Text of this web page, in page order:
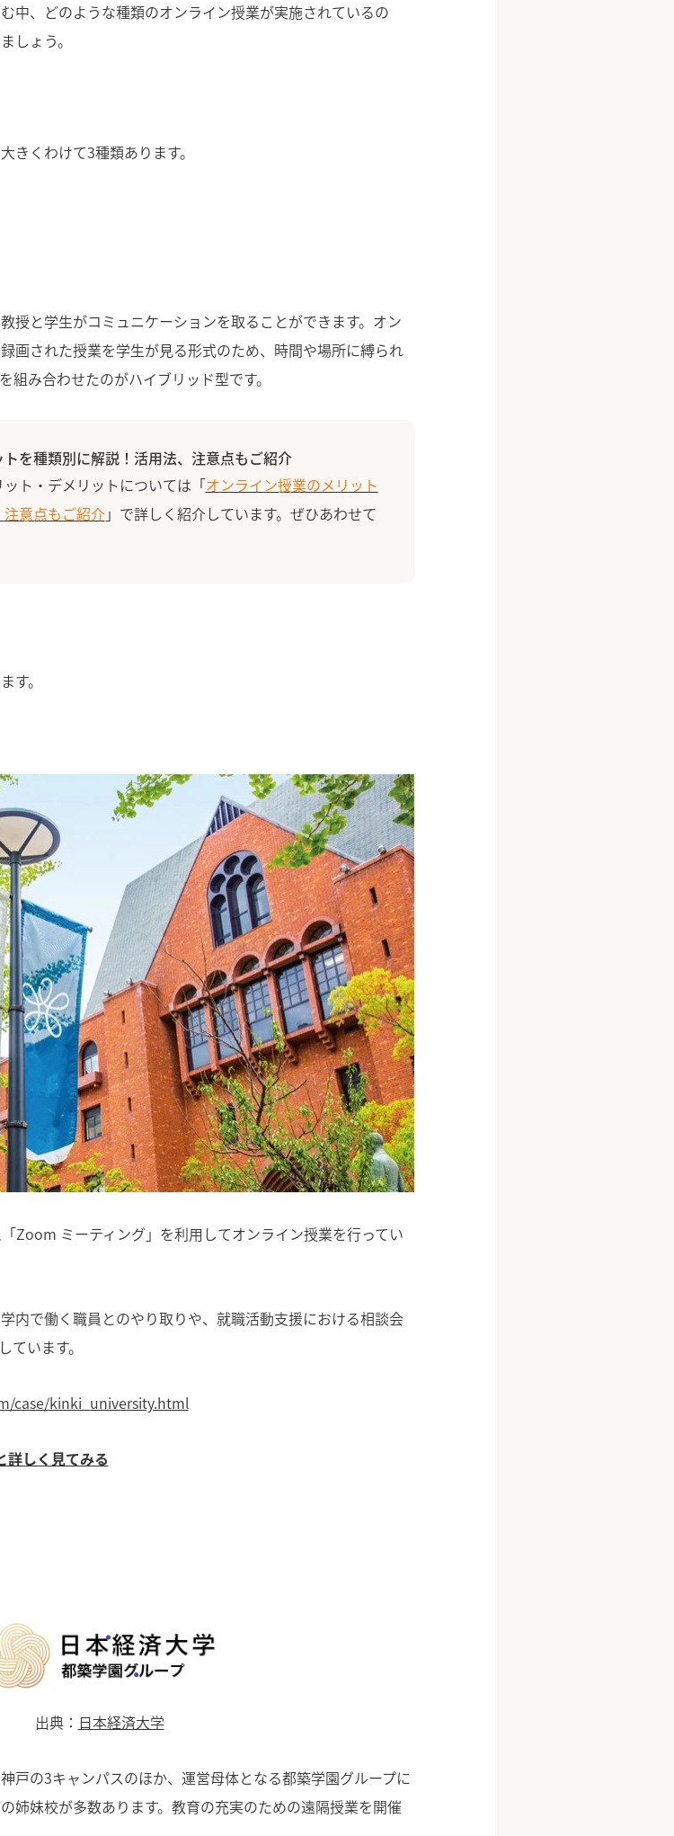
中、どのような種類のオンライン授業が実施されているの
しょう。
きくわけて3種類あります。
授と学生がコミュニケーションを取ることができます。オン
画された授業を学生が見る形式のため、時間や場所に縛られ
組み合わせたのがハイブリッド型です。
を種類別に解説！活用法、注意点もご紹介
ト・デメリットについては「オンライン授業のメリット
意点もご紹介」で詳しく紹介しています。ぜひあわせて
す。
Zoom ミーティング」を利用してオンライン授業を行ってい
内で働く職員とのやり取りや、就職活動支援における相談会
います。
case/kinki_university.html
しく見てみる
出典： 日本経済大学
戸の3キャンパスのほか、運営母体となる都築学園グループに
姉妹校が多数あります。教育の充実のための遠隔授業を開催